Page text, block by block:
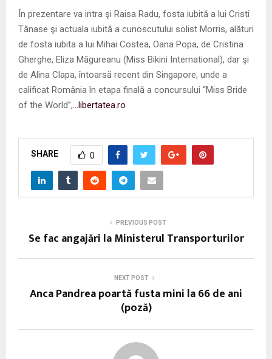
În prezentare va intra şi Raisa Radu, fosta iubită a lui Cristi
Tănase şi actuala iubită a cunoscutului solist Morris, alături
de fosta iubita a lui Mihai Costea, Oana Popa, de Cristina
Gherghe, Eliza Măgureanu (Miss Bikini International), dar şi
de Alina Clapa, întoarsă recent din Singapore, unde a
calificat România în etapa finală a concursului “Miss Bride
of the World”, …libertatea.ro
SHARE 0
PREVIOUS POST
Se fac angajări la Ministerul Transporturilor
NEXT POST
Anca Pandrea poartă fusta mini la 66 de ani
(poză)